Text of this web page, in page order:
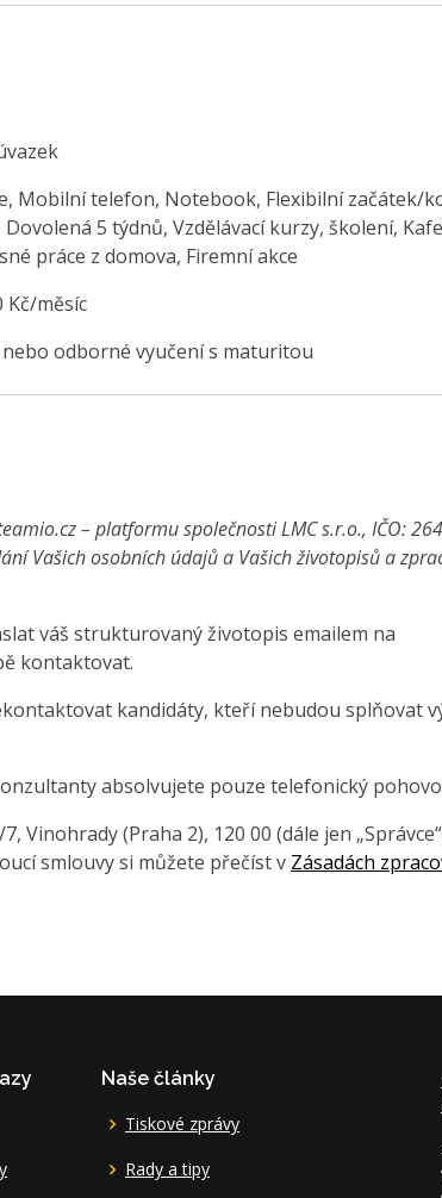
Mobilní telefon, Notebook, Flexibilní začátek/
5 týdnů, Vzdělávací kurzy, školení,
práce z domova, Firemní akce
Kč/měsíc
odborné vyučení s maturitou
– platformu společnosti LMC s.r.o., IČO:
Vašich osobních údajů a Vašich životopisů a
váš strukturovaný životopis emailem na
kontaktovat.
kandidáty, kteří nebudou splňovat
absolvujete pouze telefonický
Vinohrady (Praha 2), 120 00 (dále jen
smlouvy si můžete přečíst v Zásadách
Naše články
Tiskové zprávy
Rady a tipy